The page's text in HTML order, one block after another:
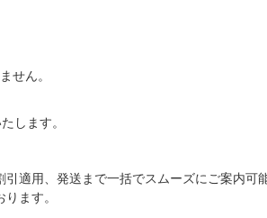
せん。
します。
適用、発送まで一括でスムーズにご案内可
ます。